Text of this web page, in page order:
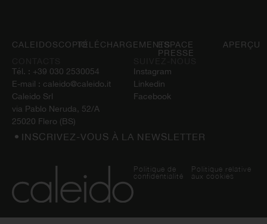
Tél. : +39 030 2530054
E-mail : caleido@caleido.it
Caleido Srl
via Pablo Neruda, 52/A
25020 Flero (BS)
Instagram
Linkedin
Facebook
CALEIDOSCOPIOTÉLÉCHARGEMENTSESPACE
PRESSE
APERÇU
INSCRIVEZ-VOUS À LA NEWSLETTER
Politique de
confidentialité
Politique relative
aux cookies